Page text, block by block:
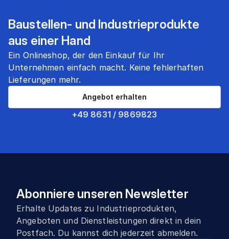
Baustellen- und Industrieprodukte
aus einer Hand
Ein Onlineshop, der den Einkauf für Ihr
Unternehmen einfach macht. Keine fehlerhaften
Lieferungen mehr.
+49 8631 / 9869823
Angebot erhalten
Abonniere unseren Newsletter
Erhalte Updates zu Industrieprodukten,
Angeboten und Dienstleistungen direkt in dein
Postfach. Du kannst dich jederzeit abmelden.